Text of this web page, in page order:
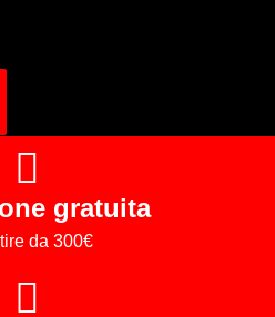
gratuita
da 300€